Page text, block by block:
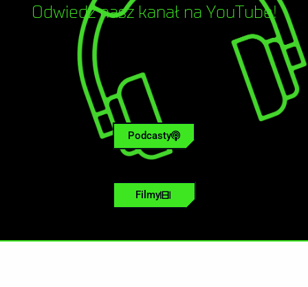
Odwiedź nasz kanał na YouTube!
Podcasty
Filmy